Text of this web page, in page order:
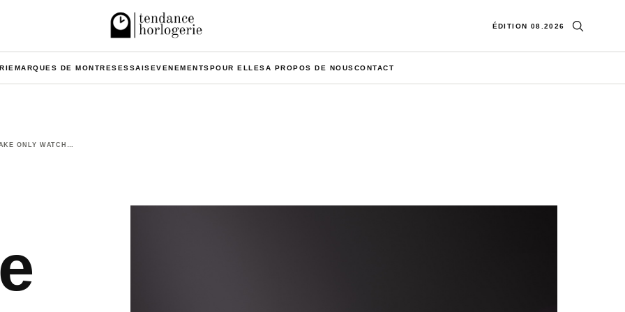
ÉDITION 08.2026 Ouvrir la
MARQUES DE MONTRESESSAISEVENEMENTSPOUR ELLESA PROPOS DE NOUSCONTACT
ONLY WATCH…